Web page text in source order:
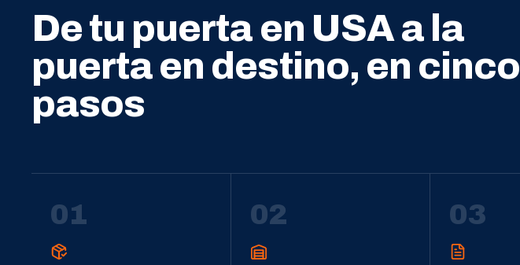
De tu puerta en USA a la
puerta en destino, en cinco
pasos
01 02 03